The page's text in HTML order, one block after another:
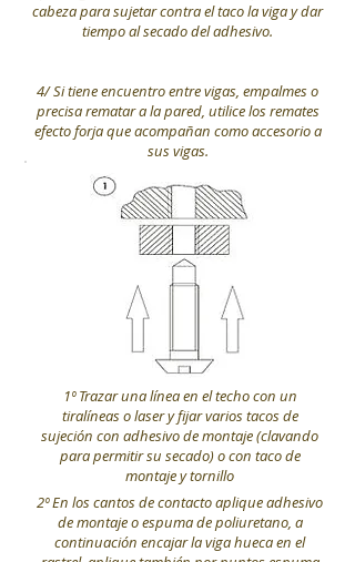
cabeza para sujetar contra el taco la viga y dar
tiempo al secado del adhesivo.
4/ Si tiene encuentro entre vigas, empalmes o
precisa rematar a la pared, utilice los remates
efecto forja que acompañan como accesorio a
sus vigas.
1º Trazar una línea en el techo con un
tiralíneas o laser y fijar varios tacos de
sujeción con adhesivo de montaje (clavando
para permitir su secado) o con taco de
montaje y tornillo
2º En los cantos de contacto aplique adhesivo
de montaje o espuma de poliuretano, a
continuación encajar la viga hueca en el